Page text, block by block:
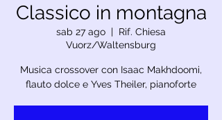
Classico in montagna
sab 27 ago
  |
Rif. Chiesa
Vuorz/Waltensburg
Musica crossover con Isaac Makhdoomi,
flauto dolce e Yves Theiler, pianoforte